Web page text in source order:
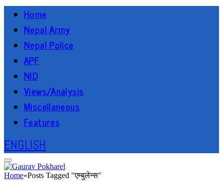
Home
Nepal Army
Nepal Police
APF
NID
Views/Analysis
Miscellaneous
Features
ENGLISH
Home»Posts Tagged "एम्बुलेन्स"